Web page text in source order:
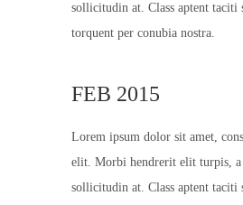
sollicitudin at. Class aptent taciti
torquent per conubia nostra.
FEB 2015
Lorem ipsum dolor sit amet,
elit. Morbi hendrerit elit turpis,
sollicitudin at. Class aptent taciti